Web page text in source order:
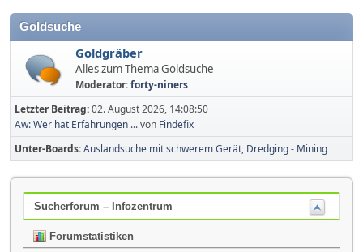
Goldsuche
Goldgräber
Alles zum Thema Goldsuche
Moderator:forty-niners
Letzter Beitrag:02. August 2026, 14:08:50
Aw: Wer hat Erfahrungen ...von Findefix
Unter-Boards Auslandsuche mit schwerem Gerät, Dredging - Mining
Sucherforum – Infozentrum
Forumstatistiken